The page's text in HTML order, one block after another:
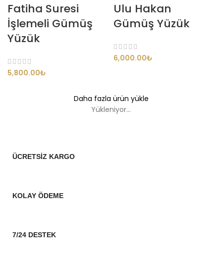
Fatiha Suresi
İşlemeli Gümüş
Yüzük
5,800.00₺
Ulu Hakan
Gümüş Yüzük
6,000.00₺
Daha fazla ürün yükle
Yükleniyor...
ÜCRETSİZ KARGO
KOLAY ÖDEME
7/24 DESTEK